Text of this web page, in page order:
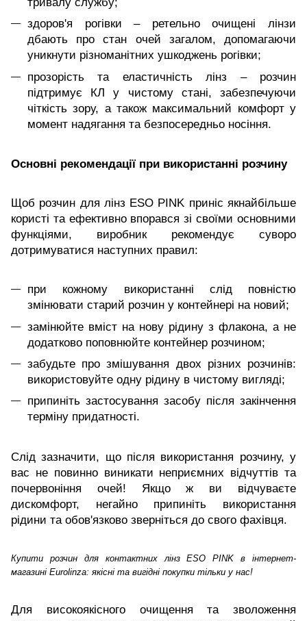
здоров'я рогівки – ретельно очищені лінзи
дбають про стан очей загалом, допомагаючи
уникнути різноманітних ушкоджень рогівки;
прозорість та еластичність лінз – розчин
підтримує КЛ у чистому стані, забезпечуючи
чіткість зору, а також максимальний комфорт у
момент надягання та безпосередньо носіння.
Основні рекомендації при використанні розчину
Щоб розчин для лінз ESO PINK приніс якнайбільше
користі та ефективно впорався зі своїми основними
функціями, виробник рекомендує суворо
дотримуватися наступних правил:
при кожному використанні слід повністю
змінювати старий розчин у контейнері на новий;
замінюйте вміст на нову рідину з флакона, а не
додатково поповнюйте контейнер розчином;
забудьте про змішування двох різних розчинів:
використовуйте одну рідину в чистому вигляді;
припиніть застосування засобу після закінчення
терміну придатності.
Слід зазначити, що після використання розчину, у
вас не повинно виникати неприємних відчуттів та
почервоніння очей! Якщо ж ви відчуваєте
дискомфорт, негайно припиніть використання
рідини та обов'язково зверніться до свого фахівця.
Купити розчин для контактних лінз ESO PINK в інтернет-
магазині Eurolinza: якісні та вигідні покупки тільки у нас!
Для високоякісного очищення та зволоження